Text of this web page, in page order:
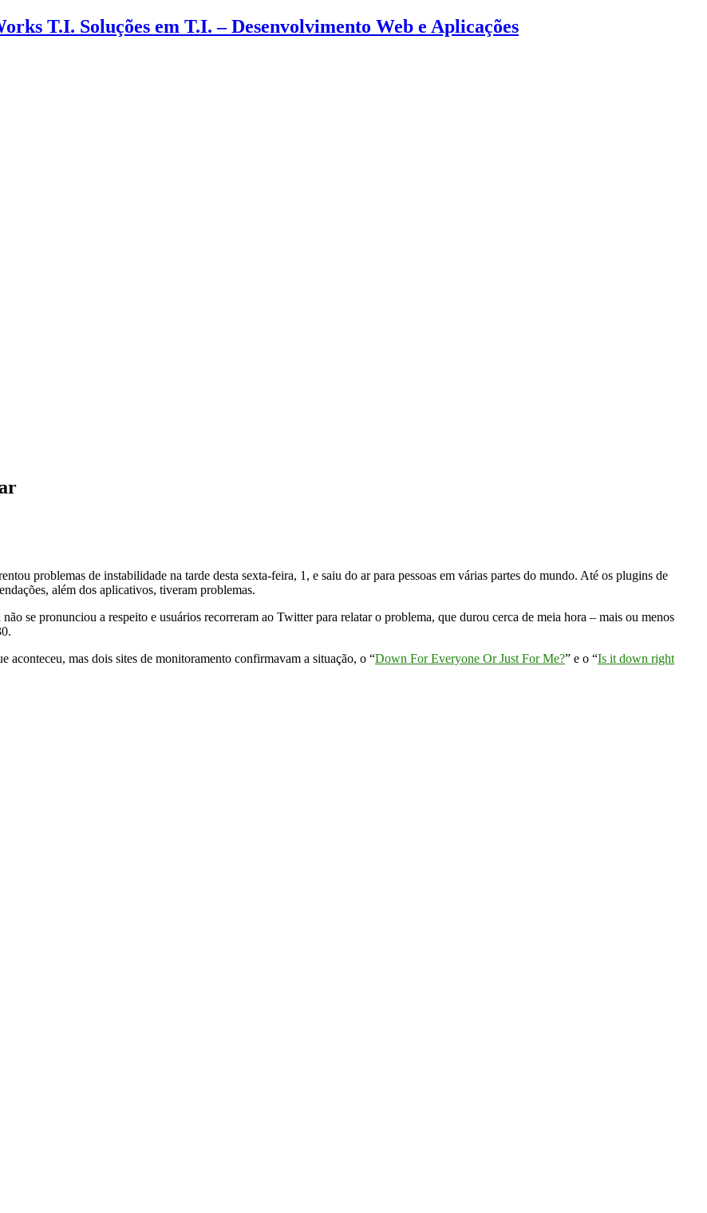
T.I. Soluções em T.I. – Desenvolvimento Web e Aplicações
problemas de instabilidade na tarde desta sexta-feira, 1, e saiu do ar para pessoas em várias partes do mundo. Até os plugins de
além dos aplicativos, tiveram problemas.
não se pronunciou a respeito e usuários recorreram ao Twitter para relatar o problema, que durou cerca de meia hora – mais ou menos
aconteceu, mas dois sites de monitoramento confirmavam a situação, o “Down For Everyone Or Just For Me?” e o “Is it down right